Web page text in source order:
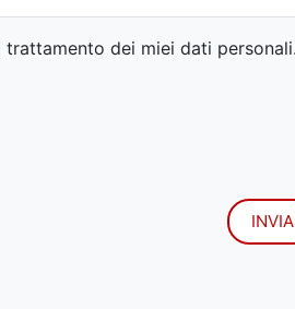
trattamento dei miei dati